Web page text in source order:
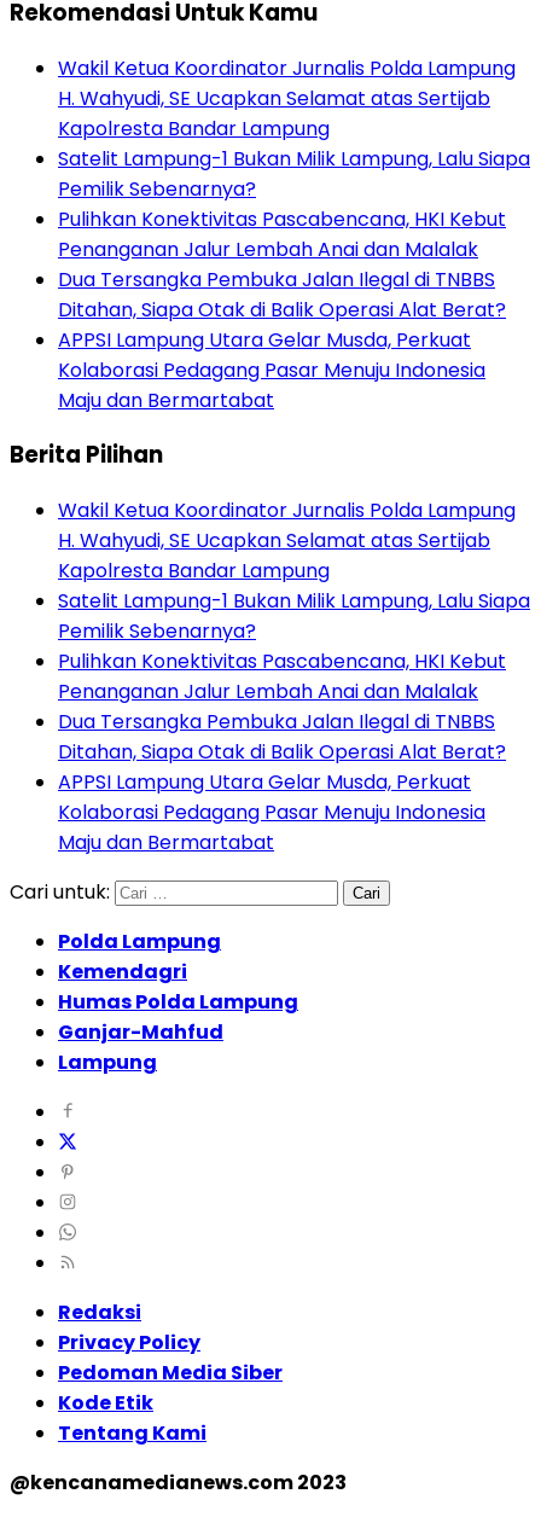
Rekomendasi Untuk Kamu
Wakil Ketua Koordinator Jurnalis Polda Lampung
H. Wahyudi, SE Ucapkan Selamat atas Sertijab
Kapolresta Bandar Lampung
Satelit Lampung-1 Bukan Milik Lampung, Lalu Siapa
Pemilik Sebenarnya?
Pulihkan Konektivitas Pascabencana, HKI Kebut
Penanganan Jalur Lembah Anai dan Malalak
Dua Tersangka Pembuka Jalan Ilegal di TNBBS
Ditahan, Siapa Otak di Balik Operasi Alat Berat?
APPSI Lampung Utara Gelar Musda, Perkuat
Kolaborasi Pedagang Pasar Menuju Indonesia
Maju dan Bermartabat
Berita Pilihan
Wakil Ketua Koordinator Jurnalis Polda Lampung
H. Wahyudi, SE Ucapkan Selamat atas Sertijab
Kapolresta Bandar Lampung
Satelit Lampung-1 Bukan Milik Lampung, Lalu Siapa
Pemilik Sebenarnya?
Pulihkan Konektivitas Pascabencana, HKI Kebut
Penanganan Jalur Lembah Anai dan Malalak
Dua Tersangka Pembuka Jalan Ilegal di TNBBS
Ditahan, Siapa Otak di Balik Operasi Alat Berat?
APPSI Lampung Utara Gelar Musda, Perkuat
Kolaborasi Pedagang Pasar Menuju Indonesia
Maju dan Bermartabat
Cari untuk:
Polda Lampung
Kemendagri
Humas Polda Lampung
Ganjar-Mahfud
Lampung
Redaksi
Privacy Policy
Pedoman Media Siber
Kode Etik
Tentang Kami
@kencanamedianews.com 2023